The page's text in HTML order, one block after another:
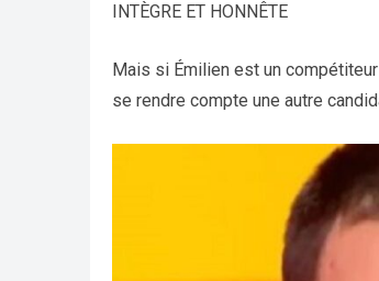
INTÈGRE ET HONNÊTE
Mais si Émilien est un
se rendre compte une autre